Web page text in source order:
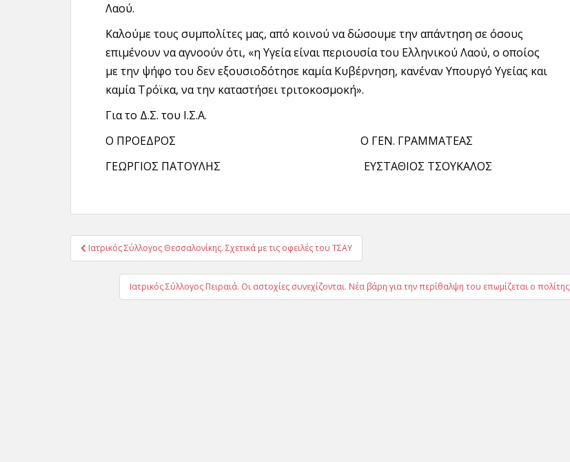
Λαού.
Καλούμε τους συμπολίτες μας, από κοινού να δώσουμε την απάντηση σε όσους
επιμένουν να αγνοούν ότι, «η Υγεία είναι περιουσία του Ελληνικού Λαού, ο οποίος
με την ψήφο του δεν εξουσιοδότησε καμία Κυβέρνηση, κανέναν Υπουργό Υγείας και
καμία Τρόϊκα, να την καταστήσει τριτοκοσμοκή».
Για το Δ.Σ. του Ι.Σ.Α.
Ο ΠΡΟΕΔΡΟΣ Ο ΓΕΝ. ΓΡΑΜΜΑΤΕΑΣ
ΓΕΩΡΓΙΟΣ ΠΑΤΟΥΛΗΣ ΕΥΣΤΑΘΙΟΣ ΤΣΟΥΚΑΛΟΣ
Πλοήγηση
άρθρων
Ιατρικός Σύλλογος Θεσσαλονίκης. Σχετικά με τις οφειλές του ΤΣΑΥ
Ιατρικός Σύλλογος Πειραιά. Οι αστοχίες συνεχίζονται. Νέα βάρη για την περίθαλψη του επωμίζεται ο πολίτης